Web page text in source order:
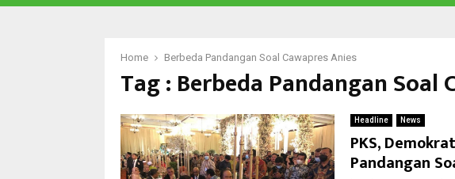
Home Berbeda Pandangan Soal Cawapres Anies
Tag : Berbeda Pandangan Soal
Headline News
PKS,
Pandangan